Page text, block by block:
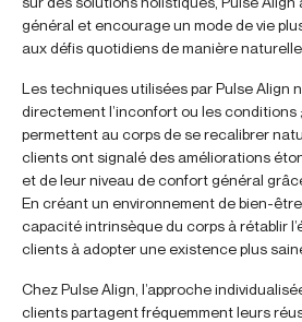
général et encourage un mode de vie
aux défis quotidiens de manière naturelle.
Les techniques utilisées par Pulse Align
directement l’inconfort ou les conditions
permettent au corps de se recalibrer
clients ont signalé des améliorations
et de leur niveau de confort général
En créant un environnement de bien-
capacité intrinsèque du corps à rétablir
clients à adopter une existence plus
Chez Pulse Align, l’approche
clients partagent fréquemment leurs